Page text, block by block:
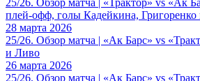
плей-офф, голы Кадейкина,
28 марта 2026
25/26. Обзор матча | «Ак Барс» vs
и Ливо
26 марта 2026
25/26. Обзор матча | «Ак Барс» vs